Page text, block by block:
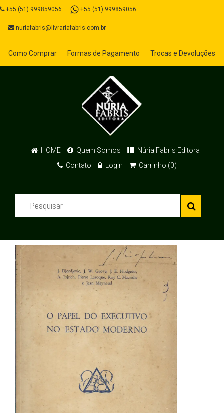
+55 (51) 999859056 +55 (51) 999859056
nuriafabris@livrariafabris.com.br
Como Comprar Formas de Pagamento Trocas e Devoluções
HOME Quem Somos
Núria Fabris Editora
Contato
Login Carrinho (0)